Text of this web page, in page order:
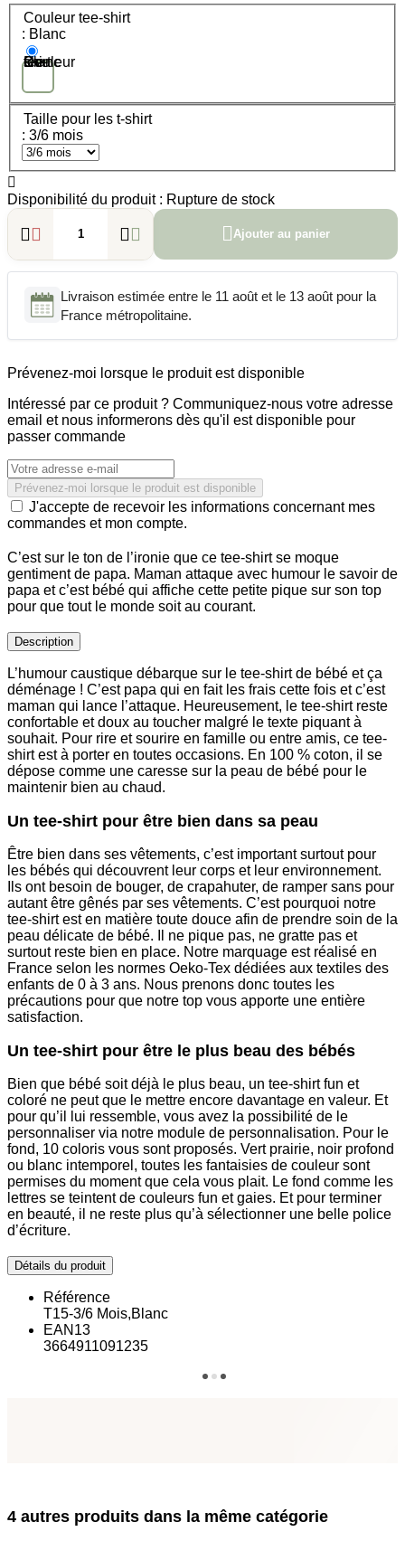
Couleur tee-shirt
: Blanc
Couleur tee-shirt - Blanc
Taille pour les t-shirt
: 3/6 mois

Disponibilité du produit : Rupture de stock
  Ajouter au panier
Livraison estimée entre le 11 août et le 13 août pour la
France métropolitaine.
Prévenez-moi lorsque le produit est disponible
Intéressé par ce produit ? Communiquez-nous votre adresse
email et nous informerons dès qu'il est disponible pour
passer commande
Prévenez-moi lorsque le produit est disponible
J'accepte de recevoir les informations concernant mes
commandes et mon compte.
C’est sur le ton de l’ironie que ce tee-shirt se moque
gentiment de papa. Maman attaque avec humour le savoir de
papa et c’est bébé qui affiche cette petite pique sur son top
pour que tout le monde soit au courant.
Description
L’humour caustique débarque sur le tee-shirt de bébé et ça
déménage ! C’est papa qui en fait les frais cette fois et c’est
maman qui lance l’attaque. Heureusement, le tee-shirt reste
confortable et doux au toucher malgré le texte piquant à
souhait. Pour rire et sourire en famille ou entre amis, ce tee-
shirt est à porter en toutes occasions. En 100 % coton, il se
dépose comme une caresse sur la peau de bébé pour le
maintenir bien au chaud.
Un tee-shirt pour être bien dans sa peau
Être bien dans ses vêtements, c’est important surtout pour
les bébés qui découvrent leur corps et leur environnement.
Ils ont besoin de bouger, de crapahuter, de ramper sans pour
autant être gênés par ses vêtements. C’est pourquoi notre
tee-shirt est en matière toute douce afin de prendre soin de la
peau délicate de bébé. Il ne pique pas, ne gratte pas et
surtout reste bien en place. Notre marquage est réalisé en
France selon les normes Oeko-Tex dédiées aux textiles des
enfants de 0 à 3 ans. Nous prenons donc toutes les
précautions pour que notre top vous apporte une entière
satisfaction.
Un tee-shirt pour être le plus beau des bébés
Bien que bébé soit déjà le plus beau, un tee-shirt fun et
coloré ne peut que le mettre encore davantage en valeur. Et
pour qu’il lui ressemble, vous avez la possibilité de le
personnaliser via notre module de personnalisation. Pour le
fond, 10 coloris vous sont proposés. Vert prairie, noir profond
ou blanc intemporel, toutes les fantaisies de couleur sont
permises du moment que cela vous plait. Le fond comme les
lettres se teintent de couleurs fun et gaies. Et pour terminer
en beauté, il ne reste plus qu’à sélectionner une belle police
d’écriture.
Détails du produit
Référence
T15-3/6 Mois,Blanc
EAN13
3664911091235
4 autres produits dans la même catégorie